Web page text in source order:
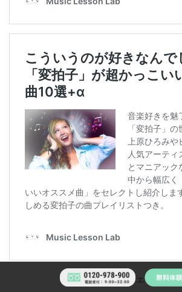
この記事をシェアしよ